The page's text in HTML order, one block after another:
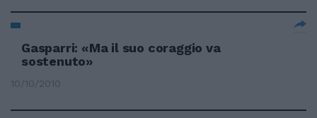
Gasparri: «Ma il suo coraggio va
sostenuto»
10/10/2010